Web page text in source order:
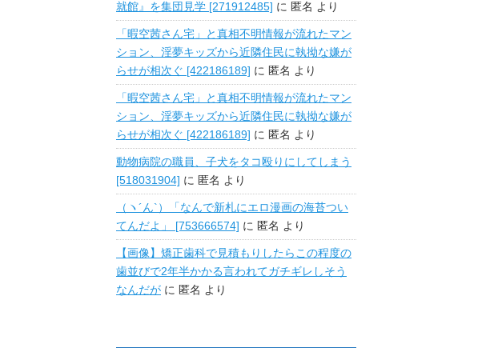
就館』を集団見学 [271912485] に 匿名 より
「暇空茜さん宅」と真相不明情報が流れたマン
ション、淫夢キッズから近隣住民に執拗な嫌が
らせが相次ぐ [422186189] に 匿名 より
「暇空茜さん宅」と真相不明情報が流れたマン
ション、淫夢キッズから近隣住民に執拗な嫌が
らせが相次ぐ [422186189] に 匿名 より
動物病院の職員、子犬をタコ殴りにしてしまう
[518031904] に 匿名 より
（ヽ´ん`）「なんで新札にエロ漫画の海苔つい
てんだよ」 [753666574] に 匿名 より
【画像】矯正歯科で見積もりしたらこの程度の
歯並びで2年半かかる言われてガチギレしそう
なんだが に 匿名 より